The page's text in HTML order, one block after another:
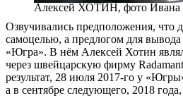
Алексей ХОТИН, фото Ивана
Озвучивались предположения, что
самоцелью, а предлогом для вывода
«Югра». В нём Алексей Хотин
через швейцарскую фирму
результат, 28 июля 2017-го у
а в сентябре следующего, 2018